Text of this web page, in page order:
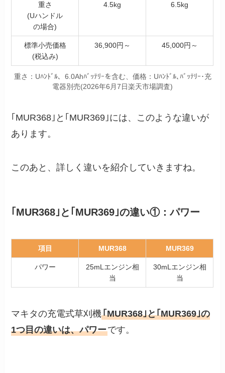
重さ
(Uハンドル
の場合)
4.5kg 6.5kg
標準小売価格
(税込み)
36,900円～ 45,000円～
重さ：Uﾊﾝﾄﾞﾙ、6.0Ahﾊﾞｯﾃﾘｰを含む、価格：Uﾊﾝﾄﾞﾙ､ﾊﾞｯﾃﾘｰ･充
電器別売(2026年6月7日楽天市場調査)
｢MUR368｣と｢MUR369｣には、このような違いが
あります。
このあと、詳しく違いを紹介していきますね。
｢MUR368｣と｢MUR369｣の違い①：パワー
項目 MUR368 MUR369
パワー
25mLエンジン相
当
30mLエンジン相
当
マキタの充電式草刈機｢MUR368｣と｢MUR369｣の
1つ目の違いは、パワーです。